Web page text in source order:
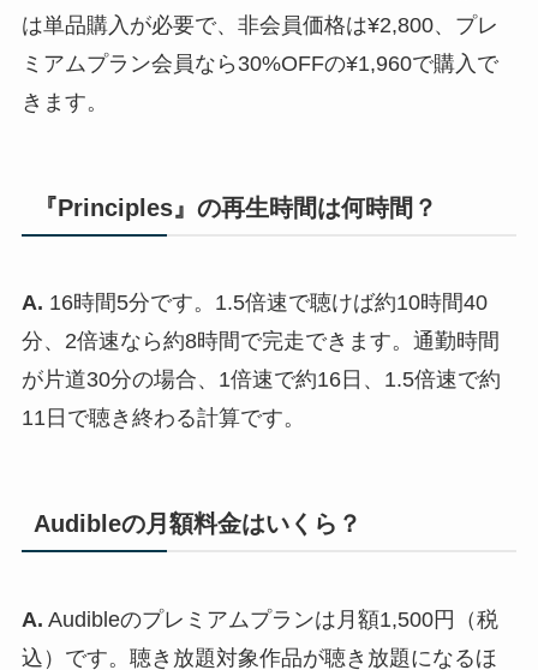
は単品購入が必要で、非会員価格は¥2,800、プレ
ミアムプラン会員なら30%OFFの¥1,960で購入で
きます。
『Principles』の再生時間は何時間？
A. 16時間5分です。1.5倍速で聴けば約10時間40
分、2倍速なら約8時間で完走できます。通勤時間
が片道30分の場合、1倍速で約16日、1.5倍速で約
11日で聴き終わる計算です。
Audibleの月額料金はいくら？
A. Audibleのプレミアムプランは月額1,500円（税
込）です。聴き放題対象作品が聴き放題になるほ